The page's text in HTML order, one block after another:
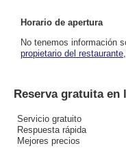
Horario de apertura
No tenemos información
propietario del
Reserva gratuita en
Servicio gratuito
Respuesta rápida
Mejores precios